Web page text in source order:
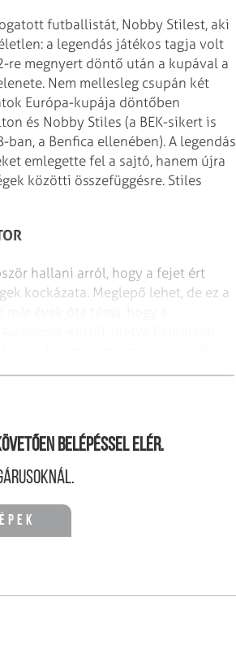
futballistát, Nobby Stilest, aki
a legendás játékos tagja volt
re megnyert döntő után a kupával a
Nem mellesleg csupán két
Európa-kupája döntőben
és Nobby Stiles (a BEK-sikert is
a Benfica ellenében). A legendás
emlegette fel a sajtó, hanem újra
közötti összefüggésre. Stiles
hallani arról, hogy a fejet ért
kockázata. Meglepő lehet, de ez a
belépéssel elér.